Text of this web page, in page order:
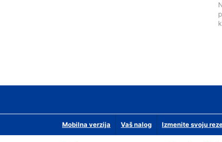
Mobilna verzija Vaš nalog Izmenite svoju